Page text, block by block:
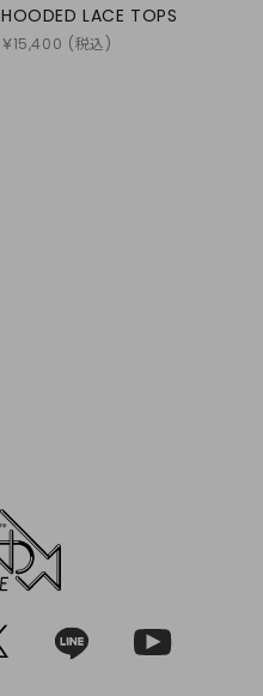
HOODED LACE TOPS
￥15,400 (税込)